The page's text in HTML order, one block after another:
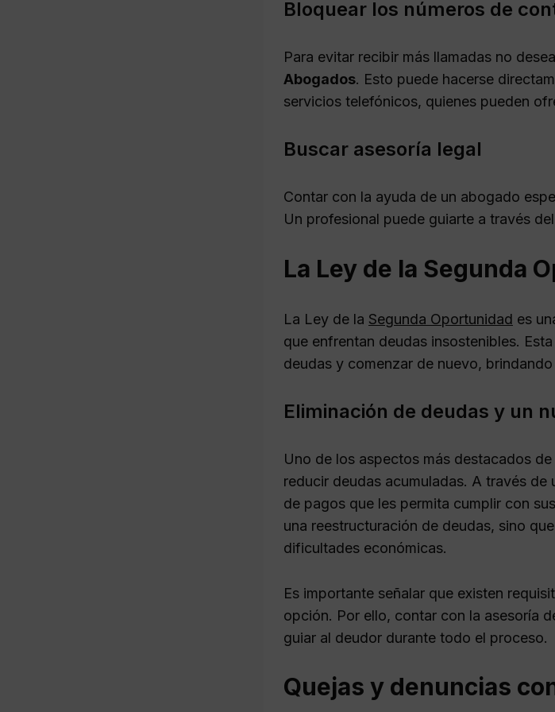
Bloquear los números de
Para evitar recibir más llamadas no
Abogados. Esto puede hacerse
servicios telefónicos, quienes pueden
Buscar asesoría legal
Contar con la ayuda de un abogado
Un profesional puede guiarte a través
La Ley de la Segunda
La Ley de la Segunda Oportunidad es
que enfrentan deudas insostenibles.
deudas y comenzar de nuevo,
Eliminación de deudas y un
Uno de los aspectos más destacados
reducir deudas acumuladas. A través
de pagos que les permita cumplir con
una reestructuración de deudas, sino
dificultades económicas.
Es importante señalar que existen
opción. Por ello, contar con la asesoría
guiar al deudor durante todo el proceso.
Quejas y denuncias